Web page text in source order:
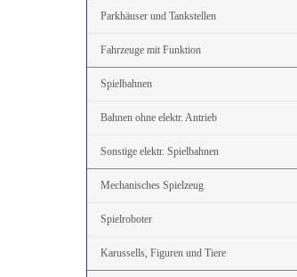
Parkhäuser und Tankstellen
Fahrzeuge mit Funktion
Spielbahnen
Bahnen ohne elektr. Antrieb
Sonstige elektr. Spielbahnen
Mechanisches Spielzeug
Spielroboter
Karussells, Figuren und Tiere